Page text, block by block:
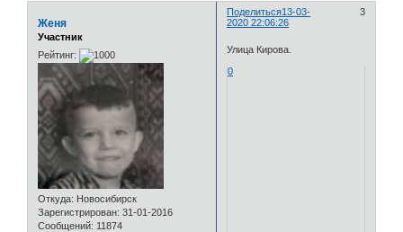
Поделиться 3
13-03-
2020 22:06:26
Женя
Участник
Рейтинг:
Откуда: Новосибирск
Зарегистрирован: 31-01-2016
Сообщений: 11874
Улица Кирова.
0